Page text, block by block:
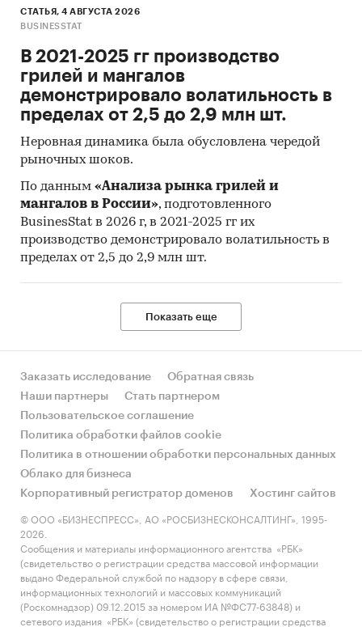
СТАТЬЯ, 4 АВГУСТА 2026
BUSINESSTAT
В 2021-2025 гг производство
грилей и мангалов
демонстрировало волатильность в
пределах от 2,5 до 2,9 млн шт.
Неровная динамика была обусловлена чередой
рыночных шоков.
По данным «Анализа рынка грилей и
мангалов в России», подготовленного
BusinesStat в 2026 г, в 2021-2025 гг их
производство демонстрировало волатильность в
пределах от 2,5 до 2,9 млн шт.
Показать еще
Заказать исследование
Обратная связь
Наши партнеры
Стать партнером
Пользовательское соглашение
Политика обработки файлов cookie
Политика в отношении обработки персональных данных
Облако для бизнеса
Корпоративный регистратор доменов
Хостинг сайтов
© ООО «БИЗНЕСПРЕСС», АО «РОСБИЗНЕСКОНСАЛТИНГ», 1995-
2026.
Сообщения и материалы информационного агентства «РБК»
(свидетельство о регистрации средства массовой информации
выдано Федеральной службой по надзору в сфере связи,
информационных технологий и массовых коммуникаций
(Роскомнадзор) 09.12.2015 за номером ИА №ФС77-63848) и
сетевого издания «РБК» (свидетельство о регистрации средства